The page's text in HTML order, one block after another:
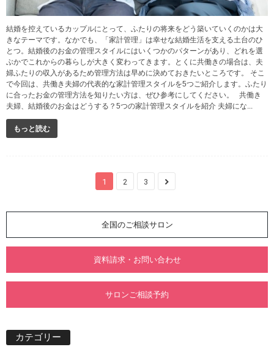
結婚を控えているカップルにとって、ふたりの将来をどう築いていくのかは大
きなテーマです。なかでも、「家計管理」は幸せな結婚生活を支える土台のひ
とつ。結婚後のお金の管理スタイルにはいくつかのパターンがあり、どれを選
ぶかでこれからの暮らしが大きく変わってきます。とくに共働きの場合は、夫
婦ふたりの収入があるため管理方法は早めに決めておきたいところです。 そこ
で今回は、共働き夫婦の代表的な家計管理スタイルを5つご紹介します。ふたり
に合ったお金の管理方法を知りたい方は、ぜひ参考にしてください。 共働き
夫婦、結婚後のお金はどうする？5つの家計管理スタイルを紹介 夫婦にな...
もっと読む
1 2 3
全国のご相談サロン
資料請求・お問い合わせ
サロンご相談予約
カテゴリー